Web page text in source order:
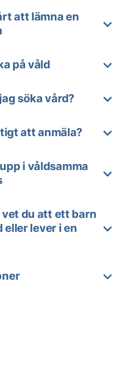
att lämna en
på våld
söka vård?
att anmäla?
i våldsamma
du att ett barn
lever i en